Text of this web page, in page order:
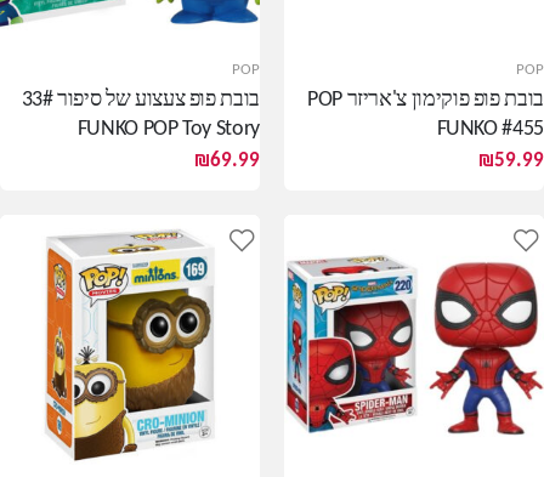
POP
בובת פופ פוקימון צ'אריזר POP
FUNKO #455
₪59.99
POP
בובת פופ צעצוע של סיפור 33#
FUNKO POP Toy Story
₪69.99